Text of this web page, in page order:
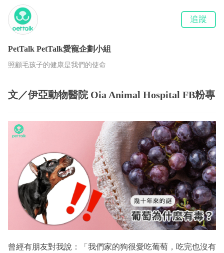
PetTalk PetTalk愛寵企劃小組
照顧毛孩子的健康是我們的使命
追蹤
文／伊亞動物醫院 Oia Animal Hospital FB粉專
曾經有朋友對我說：「我們家的狗很愛吃葡萄，吃完也沒有